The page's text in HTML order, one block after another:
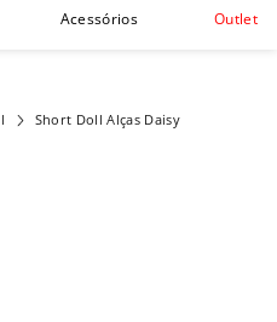
Acessórios Outlet
Short Doll Alças Daisy